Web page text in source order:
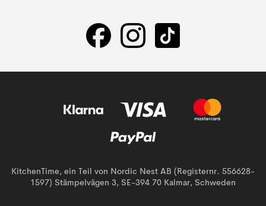
KitchenTime, ein Teil von Nordic Nest AB (Registernr. 556628-
1597) Stämpelvägen 3, SE-394 70 Kalmar, Schweden